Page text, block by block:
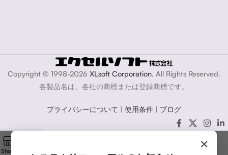
Copyright © 1998-2026 XLsoft Corporation. All Rights Reserved.
各製品名は、各社の商標または登録商標です。
プライバシーについて | 使用条件 | ブログ
Shop ×